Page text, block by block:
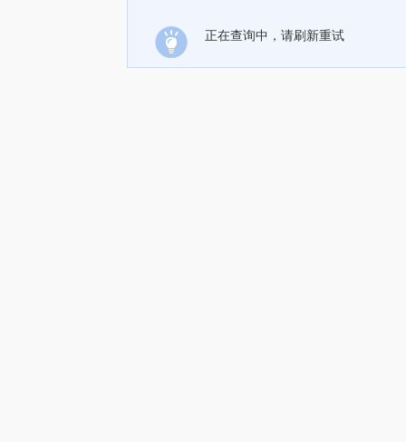
正在查询中，请刷新重试